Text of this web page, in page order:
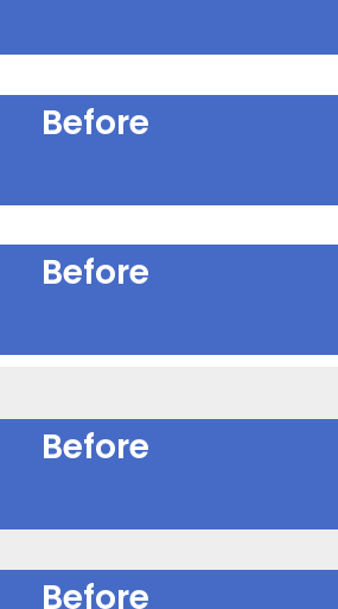
Before
Before
Before
Before